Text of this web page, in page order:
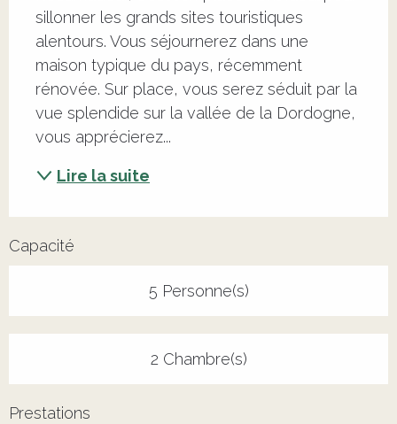
sillonner les grands sites touristiques
alentours. Vous séjournerez dans une
maison typique du pays, récemment
rénovée. Sur place, vous serez séduit par la
vue splendide sur la vallée de la Dordogne,
vous apprécierez...
Lire la suite
Capacité
5 Personne(s)
2 Chambre(s)
Prestations